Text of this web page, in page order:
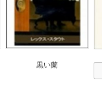
黒い蘭